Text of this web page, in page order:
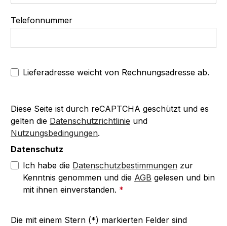
Telefonnummer
Lieferadresse weicht von Rechnungsadresse ab.
Diese Seite ist durch reCAPTCHA geschützt und es
gelten die Datenschutzrichtlinie und
Nutzungsbedingungen.
Datenschutz
Ich habe die Datenschutzbestimmungen zur
Kenntnis genommen und die AGB gelesen und bin
mit ihnen einverstanden. *
Die mit einem Stern (*) markierten Felder sind